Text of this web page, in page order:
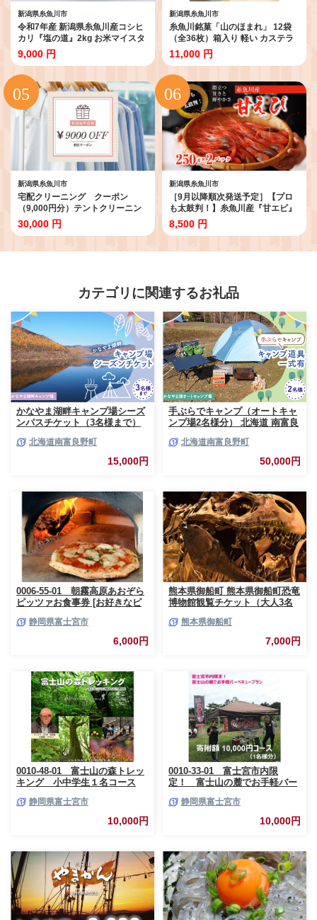
新潟県糸魚川市
令和7年産 新潟県糸魚川産コシヒ
カリ『塩の道』2kg お米マイスタ
ー 厳選 美味しいお米をお届けし
ます! 牧江米店【米 お米 白米 こめ
コメ ご飯 ライス ふるさと納税米
ブランド米 こしひかり 新潟県 糸
魚川 2025年 食品 人気 おすすめ 2
キロ 2025】
9,000 円
新潟県糸魚川市
糸魚川銘菓「山のほまれ」 12袋
（全36枚）箱入り 軽い カステラ
煎餅 新潟県 糸魚川市 贈答 ギフト
に
11,000 円
新潟県糸魚川市
宅配クリーニング クーポン
（9,000円分）テントクリーニン
グ 大切な衣類をお手軽クリーニン
グ
30,000 円
新潟県糸魚川市
［9月以降順次発送予定］【プロ
も太鼓判！】糸魚川産『甘エビ』
500g（250g×2ﾊﾟｯｸ）約35尾 際立
つ甘さと鮮やかさ 鮮度抜群 日本
エビ お刺身 瞬間 冷凍 新鮮
8,500 円
カテゴリに関連するお礼品
かなやま湖畔キャンプ場シーズ
ンパスチケット（3名様まで）
なやま湖 宿泊券 入場券 シーズ
北海道南富良野町
15,000円
手ぶらでキャンプ（オートキャ
ンプ場2名様分） 北海道 南富良
かなやま湖 宿泊券 チケット 入
場券 体験チケット ドックラン
北海道南富良野町
50,000円
0006-55-01 朝霧高原あおぞら
ピッツァお食事券 [お好きなピ
静岡県富士宮市
6,000円
熊本県御船町 熊本県御船町恐竜
博物館観覧チケット（大人3名
日祝除く)》 熊本県御船町恐竜
熊本県御船町
7,000円
0010-48-01 富士山の森トレッ
キング 小中学生１名コース
静岡県富士宮市
10,000円
0010-33-01 富士宮市内限
定！ 富士山の麓でお手軽バー
（BBQ1人前）
静岡県富士宮市
10,000円